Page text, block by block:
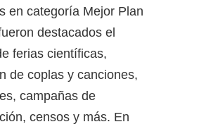
en categoría Mejor Plan
destacados el
ferias científicas,
de coplas y canciones,
campañas de
censos y más. En